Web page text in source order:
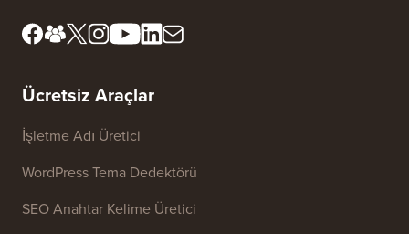
Ücretsiz Araçlar
İşletme Adı Üretici
WordPress Tema Dedektörü
SEO Anahtar Kelime Üretici